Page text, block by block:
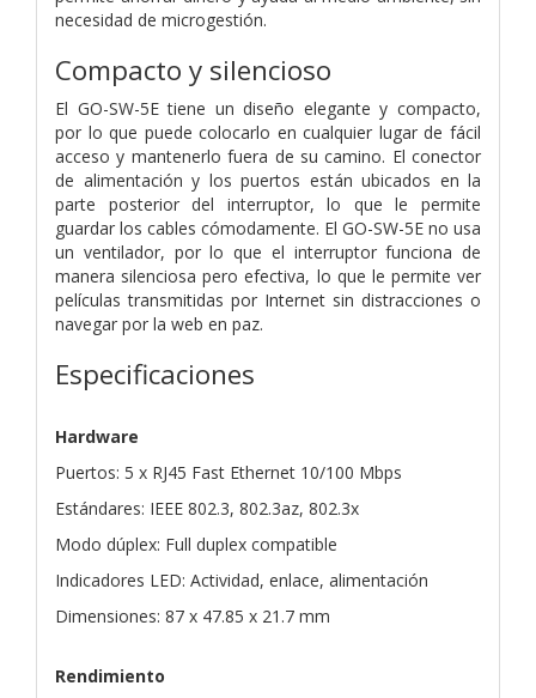
necesidad de microgestión.
Compacto y silencioso
El GO-SW-5E tiene un diseño elegante y compacto,
por lo que puede colocarlo en cualquier lugar de fácil
acceso y mantenerlo fuera de su camino. El conector
de alimentación y los puertos están ubicados en la
parte posterior del interruptor, lo que le permite
guardar los cables cómodamente. El GO-SW-5E no usa
un ventilador, por lo que el interruptor funciona de
manera silenciosa pero efectiva, lo que le permite ver
películas transmitidas por Internet sin distracciones o
navegar por la web en paz.
Especificaciones
Hardware
Puertos: 5 x RJ45 Fast Ethernet 10/100 Mbps
Estándares: IEEE 802.3, 802.3az, 802.3x
Modo dúplex: Full duplex compatible
Indicadores LED: Actividad, enlace, alimentación
Dimensiones: 87 x 47.85 x 21.7 mm
Rendimiento